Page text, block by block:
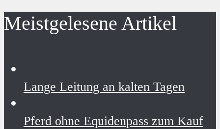
Meistgelesene Artikel
Lange Leitung an kalten Tagen
Pferd ohne Equidenpass zum Kauf